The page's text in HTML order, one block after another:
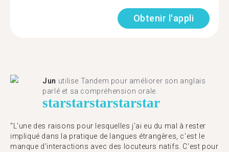
Obtenir l'appli
Jun utilise Tandem pour améliorer son anglais
parlé et sa compréhension orale.
starstarstarstarstar
"L'une des raisons pour lesquelles j'ai eu du mal à rester
impliqué dans la pratique de langues étrangères, c'est le
manque d'interactions avec des locuteurs natifs. C'est pour